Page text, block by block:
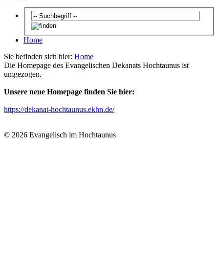
Home
Sie befinden sich hier: Home
Die Homepage des Evangelischen Dekanats Hochtaunus ist
umgezogen.
Unsere neue Homepage finden Sie hier:
https://dekanat-hochtaunus.ekhn.de/
© 2026 Evangelisch im Hochtaunus